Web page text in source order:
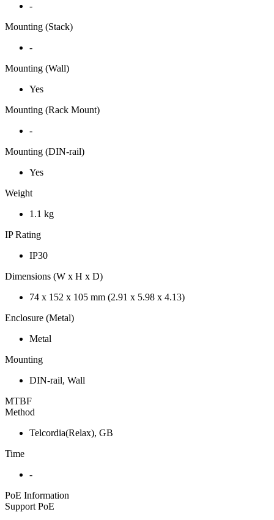
-
Mounting (Stack)
-
Mounting (Wall)
Yes
Mounting (Rack Mount)
-
Mounting (DIN-rail)
Yes
Weight
1.1 kg
IP Rating
IP30
Dimensions (W x H x D)
74 x 152 x 105 mm (2.91 x 5.98 x 4.13)
Enclosure (Metal)
Metal
Mounting
DIN-rail, Wall
MTBF
Method
Telcordia(Relax), GB
Time
-
PoE Information
Support PoE